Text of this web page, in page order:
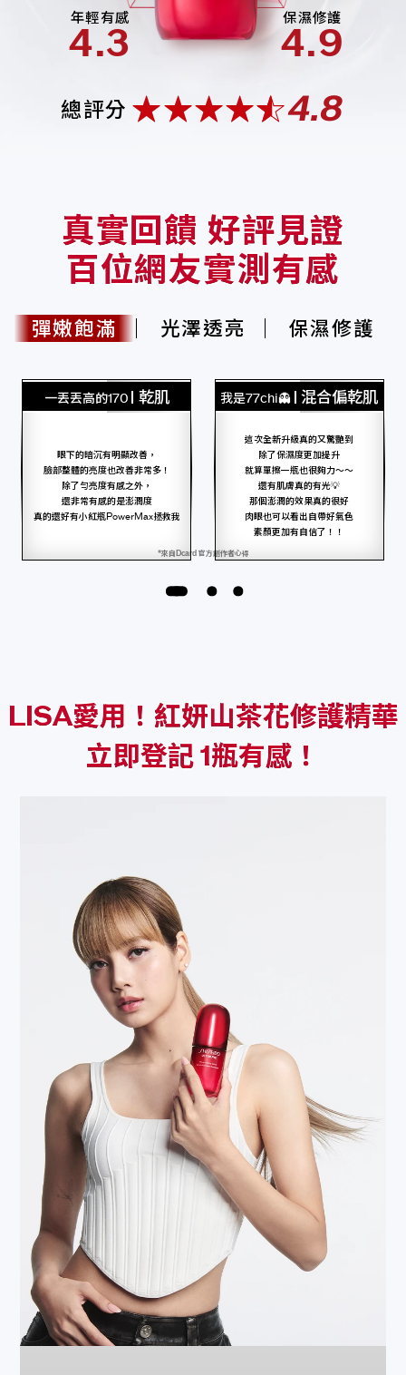
總評分 4.8
保濕修護
4.9
年輕有感
4.3
真實回饋 好評見證
百位網友實測有感
彈嫩飽滿 光澤透亮 保濕修護
一丟丟高的170 乾肌
眼下的暗沉有明顯改善，
臉部整體的亮度也改善非常多！
除了勻亮度有感之外，
還非常有感的是澎潤度
真的還好有小紅瓶PowerMax拯救我
我是77chi👻 混合偏乾肌
這次全新升級真的又驚艷到
除了保濕度更加提升
就算單擦一瓶也很夠力～～
還有肌膚真的有光💡
那個澎潤的效果真的很好
肉眼也可以看出自帶好氣色
素顏更加有自信了！！
*來自Dcard 官方創作者心得
LISA愛用！紅妍山茶花修護精華
立即登記 1瓶有感！